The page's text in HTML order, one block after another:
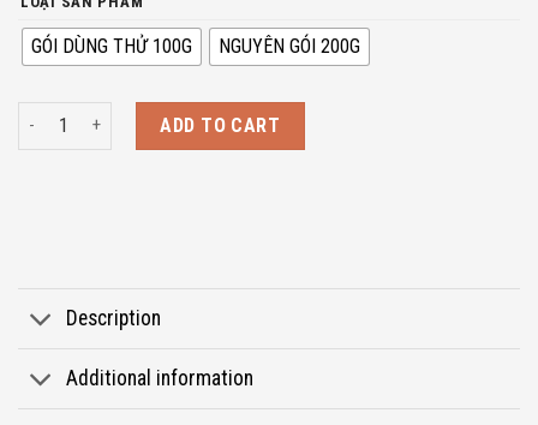
GÓI DÙNG THỬ 100G NGUYÊN GÓI 200G
NUI HÌNH SAO rau củ hữu cơ DALLA COSTA 200g/100g (từ 10 tháng
ADD TO CART
Description
Additional information